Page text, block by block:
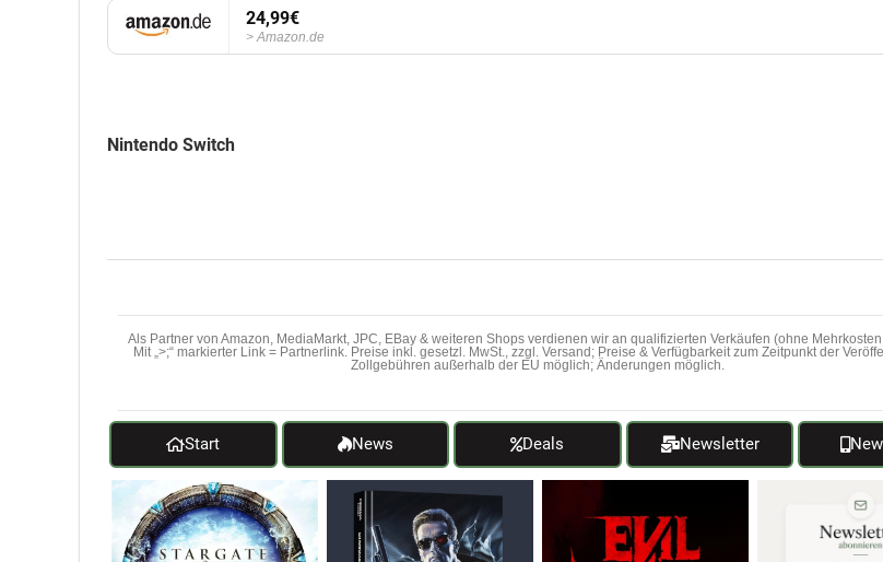
24,99€
Amazon.de
Nintendo Switch
Als Partner von Amazon, MediaMarkt, JPC, EBay & weiteren Shops verdienen wir an qualifizierten Verkäufen (ohne
Mit „>;“ markierter Link = Partnerlink. Preise inkl. gesetzl. MwSt., zzgl. Versand; Preise & Verfügbarkeit zum Zeitpunkt der
Zollgebühren außerhalb der EU möglich; Änderungen möglich.
Start News Deals Newsletter